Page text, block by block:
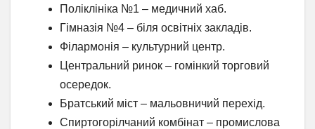
Поліклініка №1 – медичний хаб.
Гімназія №4 – біля освітніх закладів.
Філармонія – культурний центр.
Центральний ринок – гомінкий торговий
осередок.
Братський міст – мальовничий перехід.
Спиртогорілчаний комбінат – промислова